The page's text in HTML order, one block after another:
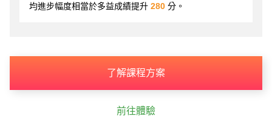
均進步幅度相當於多益成績提升 280 分。
了解課程方案
前往體驗